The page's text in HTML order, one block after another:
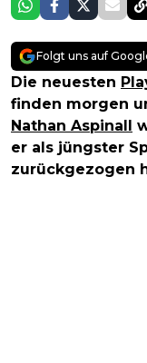
Folgt uns auf
Die neuesten
finden morgen
Nathan Aspinall
er als jüngster
zurückgezogen